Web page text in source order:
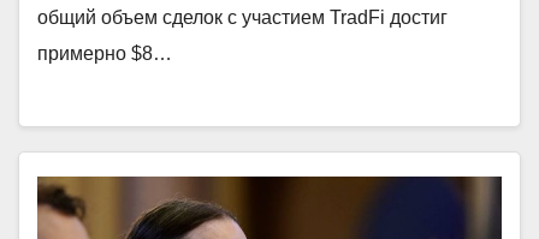
общий объем сделок с участием TradFi достиг
примерно $8…